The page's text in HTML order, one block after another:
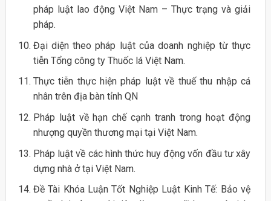
pháp luật lao động Việt Nam – Thực trạng và giải
pháp.
Đại diện theo pháp luật của doanh nghiệp từ thực
tiễn Tổng công ty Thuốc lá Việt Nam.
Thực tiễn thực hiện pháp luật về thuế thu nhập cá
nhân trên địa bàn tỉnh QN
Pháp luật về hạn chế cạnh tranh trong hoạt động
nhượng quyền thương mại tại Việt Nam.
Pháp luật về các hình thức huy động vốn đầu tư xây
dựng nhà ở tại Việt Nam.
Đề Tài Khóa Luận Tốt Nghiệp Luật Kinh Tế: Bảo vệ